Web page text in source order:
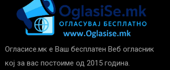
Огласисе.мк е Ваш бесплатен Веб огласник
кој за вас постоиме од 2015 година.